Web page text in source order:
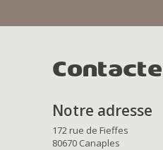
Notre adresse
172 rue de Fieffes
80670 Canaples